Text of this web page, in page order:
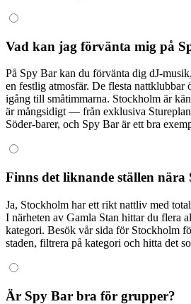
Vad kan jag förvänta mig på
På Spy Bar kan du förvänta dig dJ-
en festlig atmosfär. De flesta nattklubbar
igång till småtimmarna. Stockholm är
är mångsidigt — från exklusiva
Söder-barer, och Spy Bar är ett bra
Finns det liknande ställen nära
Ja, Stockholm har ett rikt nattliv med
I närheten av Gamla Stan hittar du flera
kategori. Besök vår sida för Stockholm
staden, filtrera på kategori och hitta det
Är Spy Bar bra för grupper?